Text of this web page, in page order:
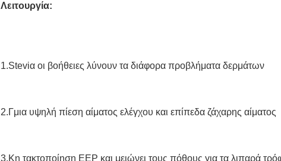
Λειτουργία:
1.Steviα οι βοήθειες λύνουν τα διάφορα προβλήματα δερμάτων
2.Γμια υψηλή πίεση αίματος ελέγχου και επίπεδα ζάχαρης αίματος
3.Κη τακτοποίηση EEP και μειώνει τους πόθους για τα λιπαρά